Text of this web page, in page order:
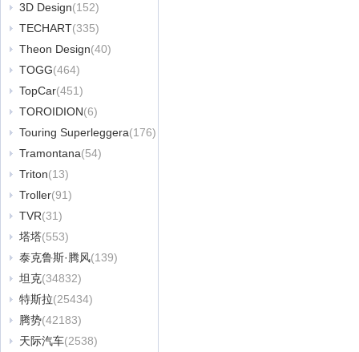
3D Design(152)
TECHART(335)
Theon Design(40)
TOGG(464)
TopCar(451)
TOROIDION(6)
Touring Superleggera(176)
Tramontana(54)
Triton(13)
Troller(91)
TVR(31)
塔塔(553)
泰克鲁斯·腾风(139)
坦克(34832)
特斯拉(25434)
腾势(42183)
天际汽车(2538)